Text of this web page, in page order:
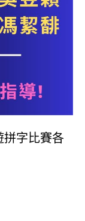
拼字比賽各